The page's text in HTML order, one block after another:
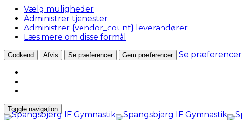
Vælg muligheder
Administrer tjenester
Administrer {vendor_count} leverandører
Læs mere om disse formål
Godkend Afvis Se præferencer Gem præferencer Se præferencer
Toggle navigation